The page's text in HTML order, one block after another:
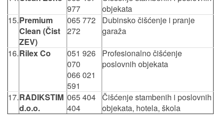
977
objekata
15.Premium
Clean (Čist
ZEV)
065 772
272
Dubinsko čišćenje i pranje
garaža
16.Rilex Co
051 926
070
066 021
591
Profesionalno čišćenje
poslovnih objekata
17.RADIKSTIM
d.o.o.
065 404
404
Čišćenje stambenih i poslovnih
objekata, hotela, škola